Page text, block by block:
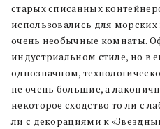
старых списанных
использовались для
очень необычные комнаты.
индустриальном стиле, но в
однозначном,
не очень большие, а
некоторое сходство то ли с
ли с декорациями к